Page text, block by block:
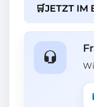
🛒JETZT IM